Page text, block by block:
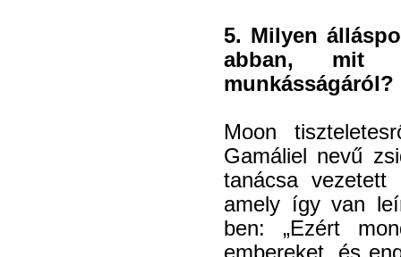
5. Milyen
abban, mit
munkásságáról?
Moon
Gamáliel nevű
tanácsa vezetett
amely így van
ben: „Ezért
embereket, és